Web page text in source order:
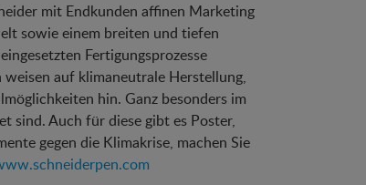
mit Endkunden affinen Marketing
sowie einem breiten und tiefen
Fertigungsprozesse
auf klimaneutrale Herstellung,
hin. Ganz besonders im
sind. Auch für diese gibt es Poster,
gegen die Klimakrise, machen Sie